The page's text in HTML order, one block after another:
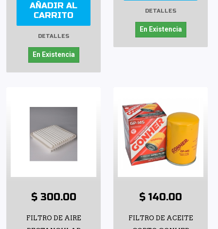
AÑADIR AL
CARRITO
DETALLES
En Existencia
DETALLES
En Existencia
$ 300.00
FILTRO DE AIRE
$ 140.00
FILTRO DE ACEITE